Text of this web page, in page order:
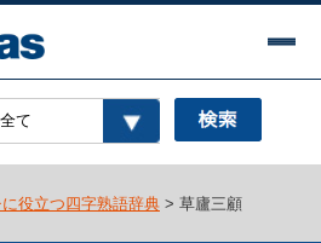
に役立つ四字熟語辞典> 草廬三顧